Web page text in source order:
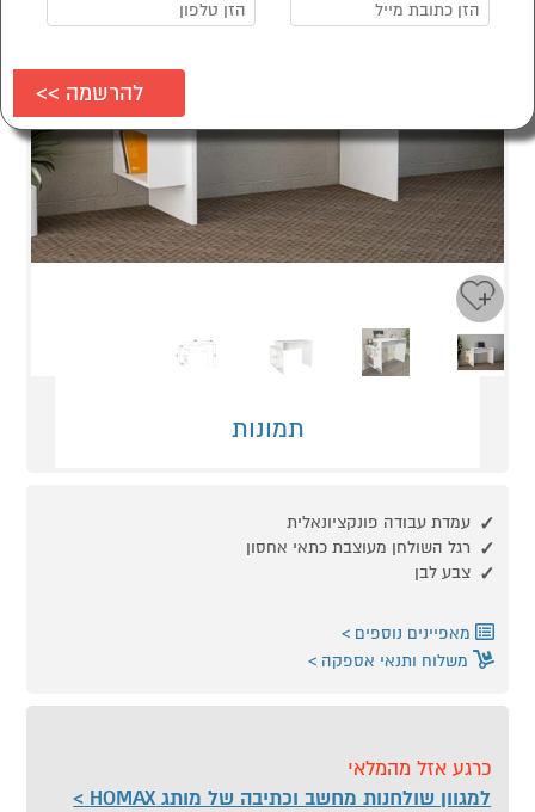
תמונות
עמדת עבודה פונקציונאלית
רגל השולחן מעוצבת כתאי אחסון
צבע לבן
מאפיינים נוספים
משלוח ותנאי אספקה
כרגע אזל מהמלאי
למגוון שולחנות מחשב וכתיבה של מותג HOMAX